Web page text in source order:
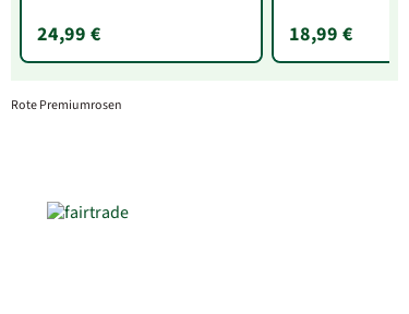
24,99 € 18,99 €
Rote Premiumrosen